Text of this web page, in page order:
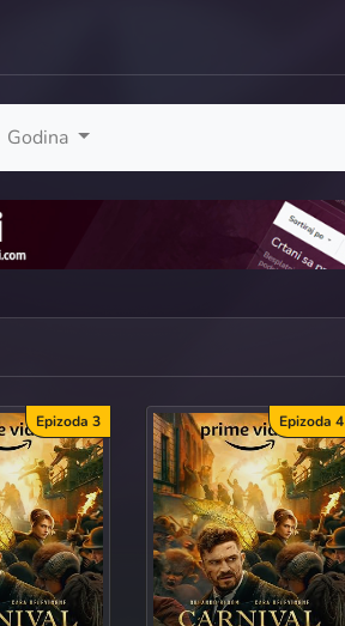
Godina
Epizoda 3 Epizoda 4